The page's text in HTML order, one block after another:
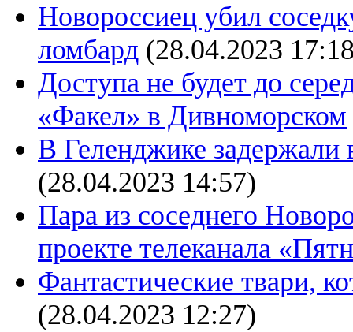
Новороссиец убил
ломбард (28.04.2023
Доступа не будет до
«Факел» в Дивноморском
В Геленджике задержали
(28.04.2023 14:57)
Пара из соседнего
проекте телеканала
Фантастические твари,
(28.04.2023 12:27)